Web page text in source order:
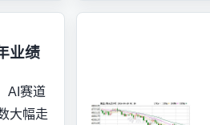
业绩
AI赛道
大幅走